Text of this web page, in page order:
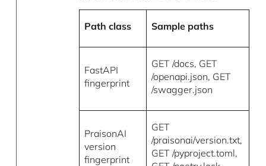
Path class Sample paths
FastAPI
fingerprint
GET /docs, GET
/openapi.json, GET
/swagger.json
PraisonAI
version
fingerprint
GET
/praisonai/version.txt,
GET /pyproject.toml,